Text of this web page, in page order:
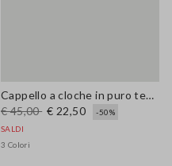
Cappello a cloche in puro tessuto carta multicolor
€ 45,00 € 22,50
-50%
SALDI
3 Colori